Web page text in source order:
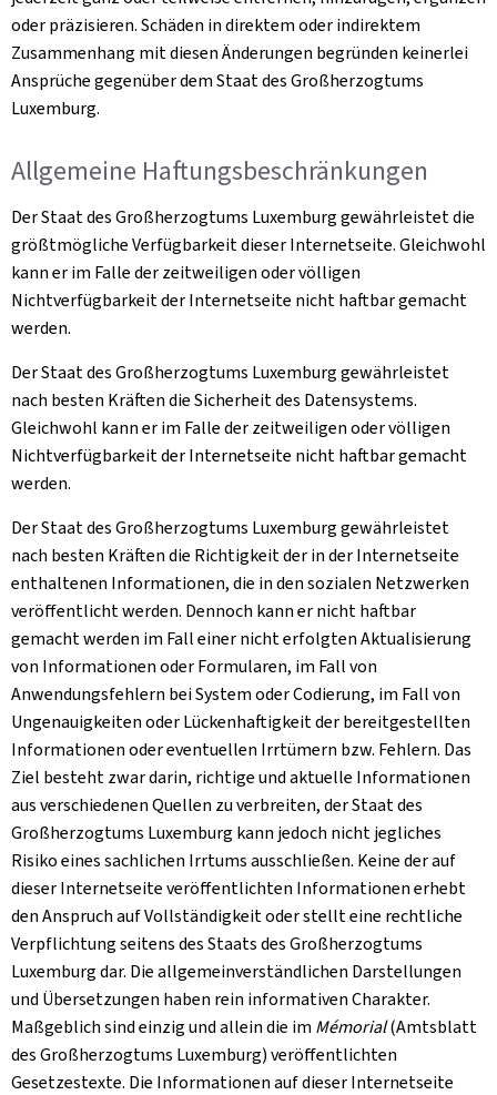
oder präzisieren. Schäden in direktem oder indirektem
Zusammenhang mit diesen Änderungen begründen keinerlei
Ansprüche gegenüber dem Staat des Großherzogtums
Luxemburg.
Allgemeine Haftungsbeschränkungen
Der Staat des Großherzogtums Luxemburg gewährleistet die
größtmögliche Verfügbarkeit dieser Internetseite. Gleichwohl
kann er im Falle der zeitweiligen oder völligen
Nichtverfügbarkeit der Internetseite nicht haftbar gemacht
werden.
Der Staat des Großherzogtums Luxemburg gewährleistet
nach besten Kräften die Sicherheit des Datensystems.
Gleichwohl kann er im Falle der zeitweiligen oder völligen
Nichtverfügbarkeit der Internetseite nicht haftbar gemacht
werden.
Der Staat des Großherzogtums Luxemburg gewährleistet
nach besten Kräften die Richtigkeit der in der Internetseite
enthaltenen Informationen, die in den sozialen Netzwerken
veröffentlicht werden. Dennoch kann er nicht haftbar
gemacht werden im Fall einer nicht erfolgten Aktualisierung
von Informationen oder Formularen, im Fall von
Anwendungsfehlern bei System oder Codierung, im Fall von
Ungenauigkeiten oder Lückenhaftigkeit der bereitgestellten
Informationen oder eventuellen Irrtümern bzw. Fehlern. Das
Ziel besteht zwar darin, richtige und aktuelle Informationen
aus verschiedenen Quellen zu verbreiten, der Staat des
Großherzogtums Luxemburg kann jedoch nicht jegliches
Risiko eines sachlichen Irrtums ausschließen. Keine der auf
dieser Internetseite veröffentlichten Informationen erhebt
den Anspruch auf Vollständigkeit oder stellt eine rechtliche
Verpflichtung seitens des Staats des Großherzogtums
Luxemburg dar. Die allgemeinverständlichen Darstellungen
und Übersetzungen haben rein informativen Charakter.
Maßgeblich sind einzig und allein die im Mémorial(Amtsblatt
des Großherzogtums Luxemburg) veröffentlichten
Gesetzestexte. Die Informationen auf dieser Internetseite